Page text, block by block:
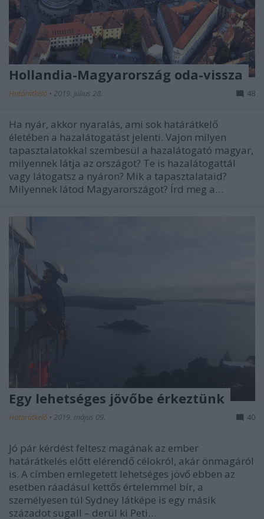
Hollandia-Magyarország oda-vissza
Határátkelő • 2019. július 28. 48
Ha nyár, akkor nyaralás, ami sok határátkelő
életében a hazalátogatást jelenti. Vajon milyen
tapasztalatokkal szembesül a hazalátogató magyar,
milyennek látja az országot? Te is hazalátogattál
vagy látogatsz a nyáron? Mik a tapasztalataid?
Milyennek látod Magyarországot? Írd meg a…
Egy lehetséges jövőbe érkeztünk
Határátkelő • 2019. május 09. 40
Jó pár kérdést feltesz magának az ember
határátkelés előtt elérendő célokról, akár önmagáról
is. A címben emlegetett lehetséges jövő ebben az
esetben ráadásul kettős értelemmel bír, a
személyesen túl Sydney látképe is egy másik
századot sugall – derül ki Peti…